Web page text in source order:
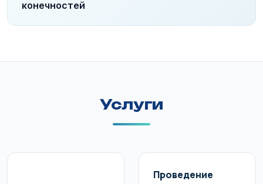
конечностей
Услуги
Проведение